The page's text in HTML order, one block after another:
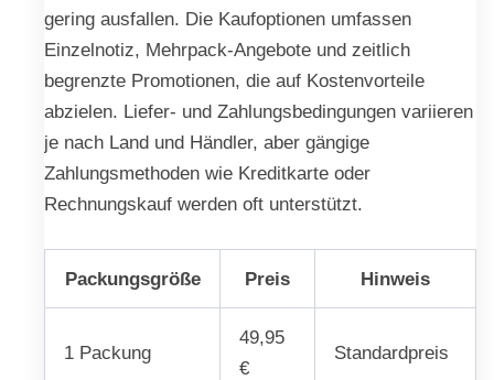
gering ausfallen. Die Kaufoptionen umfassen
Einzelnotiz, Mehrpack-Angebote und zeitlich
begrenzte Promotionen, die auf Kostenvorteile
abzielen. Liefer- und Zahlungsbedingungen variieren
je nach Land und Händler, aber gängige
Zahlungsmethoden wie Kreditkarte oder
Rechnungskauf werden oft unterstützt.
Packungsgröße Preis Hinweis
1 Packung
49,95
€
Standardpreis